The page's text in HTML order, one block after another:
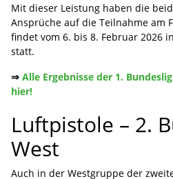
Mit dieser Leistung haben die
Ansprüche auf die Teilnahme am
findet vom 6. bis 8. Februar 2026
statt.
⇒ Alle Ergebnisse der 1.
hier!
Luftpistole – 2.
West
Auch in der Westgruppe der